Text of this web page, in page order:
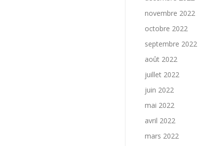
novembre 2022
octobre 2022
septembre 2022
août 2022
juillet 2022
juin 2022
mai 2022
avril 2022
mars 2022